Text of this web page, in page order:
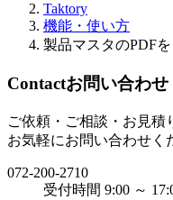
Taktory
機能・使い方
製品マスタのPDF
Contactお問い合わせ
ご依頼・ご相談・お見積
お気軽にお問い合わせく
072-200-2710
受付時間 9:00 ～